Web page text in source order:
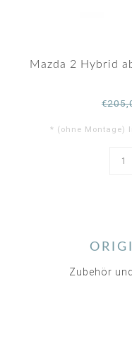
Mazda 2 Hybrid
* (ohne Montage)
Zubehör